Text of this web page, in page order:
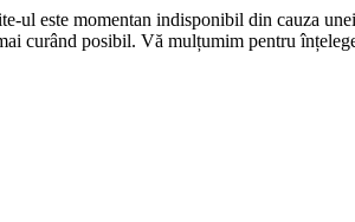
ul este momentan indisponibil din cauza
curând posibil. Vă mulțumim pentru